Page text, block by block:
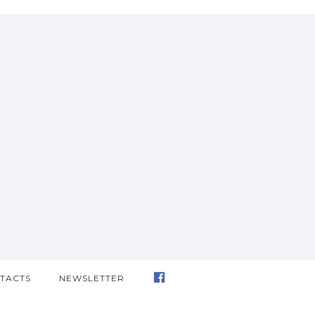
NEWSLETTER